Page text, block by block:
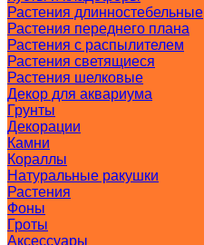
Растения длинностебельные
Растения переднего плана
Растения с распылителем
Растения светящиеся
Растения шелковые
Декор для аквариума
Грунты
Декорации
Камни
Кораллы
Натуральные ракушки
Растения
Фоны
Гроты
Аксессуары